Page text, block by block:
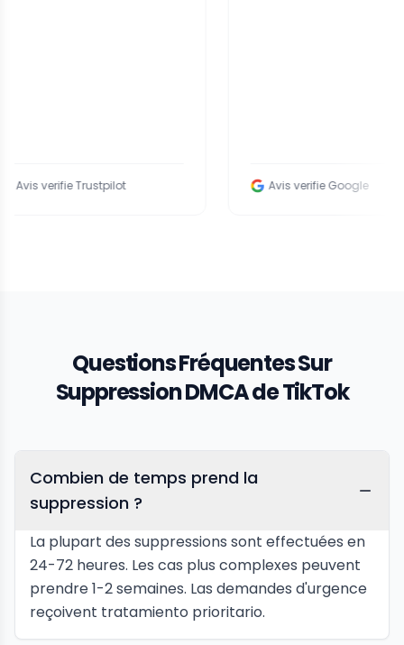
Trustpilot Avis verifie Google
Questions Fréquentes Sur
Suppression DMCA de TikTok
Combien de temps prend la
suppression ?
La plupart des suppressions sont effectuées en
24-72 heures. Les cas plus complexes peuvent
prendre 1-2 semaines. Las demandes d'urgence
reçoivent tratamiento prioritario.